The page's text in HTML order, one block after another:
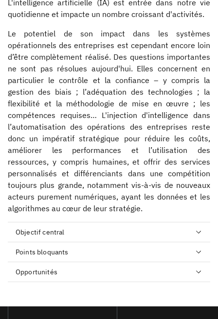
L'intelligence artificielle (IA) est entrée dans notre vie
quotidienne et impacte un nombre croissant d'activités.
Le potentiel de son impact dans les systèmes
opérationnels des entreprises est cependant encore loin
d’être complètement réalisé. Des questions importantes
ne sont pas résolues aujourd'hui. Elles concernent en
particulier le contrôle et la confiance – y compris la
gestion des biais ; l’adéquation des technologies ; la
flexibilité et la méthodologie de mise en œuvre ; les
compétences requises… L'injection d'intelligence dans
l’automatisation des opérations des entreprises reste
donc un impératif stratégique pour réduire les coûts,
améliorer les performances et l’utilisation des
ressources, y compris humaines, et offrir des services
personnalisés et différenciants dans une compétition
toujours plus grande, notamment vis-à-vis de nouveaux
acteurs purement numériques, ayant les données et les
algorithmes au cœur de leur stratégie.
Objectif central
Points bloquants
Opportunités